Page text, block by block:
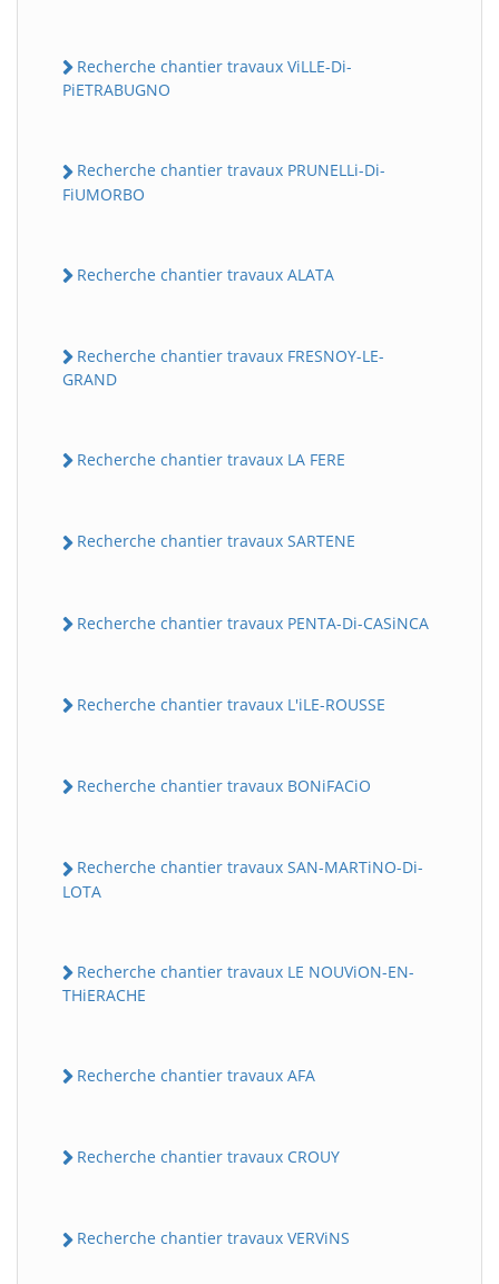
Recherche chantier travaux ViLLE-Di-
PiETRABUGNO
Recherche chantier travaux PRUNELLi-Di-
FiUMORBO
Recherche chantier travaux ALATA
Recherche chantier travaux FRESNOY-LE-
GRAND
Recherche chantier travaux LA FERE
Recherche chantier travaux SARTENE
Recherche chantier travaux PENTA-Di-CASiNCA
Recherche chantier travaux L'iLE-ROUSSE
Recherche chantier travaux BONiFACiO
Recherche chantier travaux SAN-MARTiNO-Di-
LOTA
Recherche chantier travaux LE NOUViON-EN-
THiERACHE
Recherche chantier travaux AFA
Recherche chantier travaux CROUY
Recherche chantier travaux VERViNS